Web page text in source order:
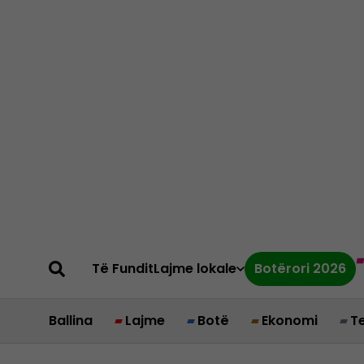
Të FunditLajme lokale Botërori 2026
Ballina Lajme Botë Ekonomi